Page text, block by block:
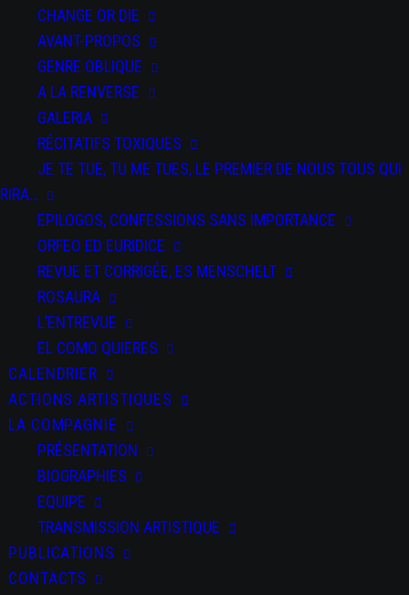
CHANGE OR DIE
AVANT-PROPOS
GENRE OBLIQUE
A LA RENVERSE
GALERIA
RÉCITATIFS TOXIQUES
JE TE TUE, TU ME TUES, LE PREMIER DE NOUS TOUS QUI
RIRA…
EPILOGOS, CONFESSIONS SANS IMPORTANCE
ORFEO ED EURIDICE
REVUE ET CORRIGÉE, ES MENSCHELT
ROSAURA
L’ENTREVUE
EL COMO QUIERES
CALENDRIER
ACTIONS ARTISTIQUES
LA COMPAGNIE
PRÉSENTATION
BIOGRAPHIES
EQUIPE
TRANSMISSION ARTISTIQUE
PUBLICATIONS
CONTACTS
DU 12 AU 13 AVR 2026
Centre des Bords de Marne - Le Perreux-sur-Marne